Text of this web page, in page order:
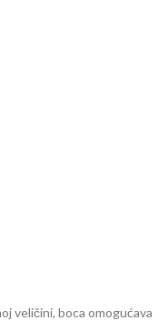
veličini, boca omogućava